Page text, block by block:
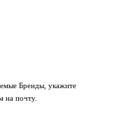
Бренды, укажите
на почту.